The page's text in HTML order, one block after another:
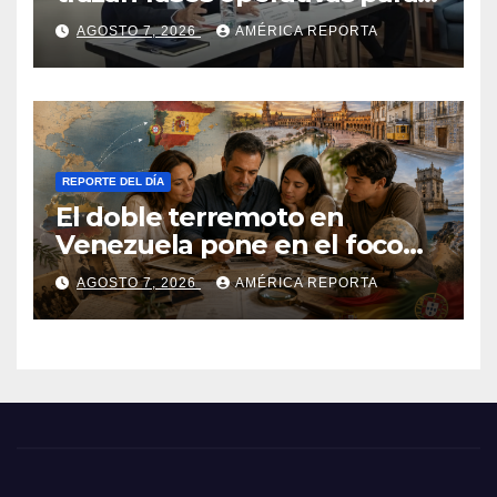
reconstruir a Venezuela
AGOSTO 7, 2026 AMÉRICA REPORTA
REPORTE DEL DÍA
El doble terremoto en
Venezuela pone en el foco
las alternativas legales para
solicitar la nacionalidad por
parte de personas con
AGOSTO 7, 2026 AMÉRICA REPORTA